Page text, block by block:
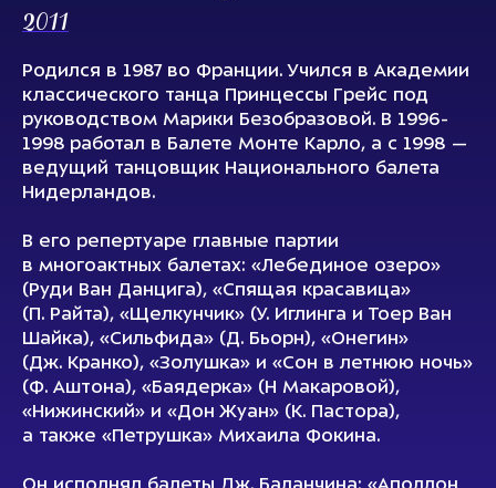
2011
Родился в 1987 во Франции. Учился в Академии
классического танца Принцессы Грейс под
руководством Марики Безобразовой. В 1996-
1998 работал в Балете Монте Карло, а с 1998 —
ведущий танцовщик Национального балета
Нидерландов.
В его репертуаре главные партии
в многоактных балетах: «Лебединое озеро»
(Руди Ван Данцига), «Спящая красавица»
(П. Райта), «Щелкунчик» (У. Иглинга и Тоер Ван
Шайка), «Сильфида» (Д. Бьорн), «Онегин»
(Дж. Кранко), «Золушка» и «Сон в летнюю ночь»
(Ф. Аштона), «Баядерка» (Н Макаровой),
«Нижинский» и «Дон Жуан» (К. Пастора),
а также «Петрушка» Михаила Фокина.